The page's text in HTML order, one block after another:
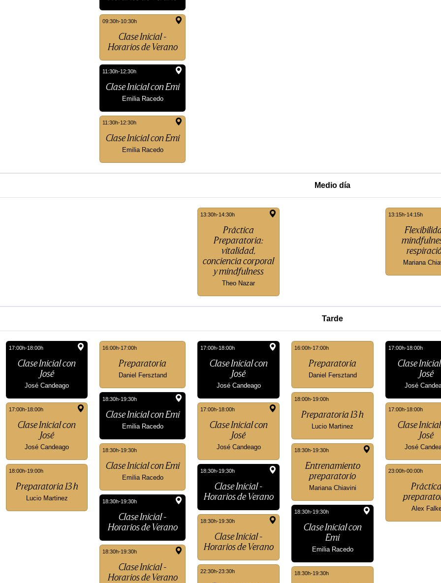
09:30h-10:30h
Clase Inicial -
Horarios de Verano
11:30h-12:30h
Clase Inicial con Emi
Emilia Racedo
11:30h-12:30h
Clase Inicial con Emi
Emilia Racedo
Medio día
13:30h-14:30h
Práctica
Preparatoria:
vitalidad,
conciencia corporal
y mindfulness
Theo Nazar
13:15h-14:15h
Mariana
Tarde
17:00h-18:00h
Clase Inicial con
José
José Candeago
17:00h-18:00h
Clase Inicial con
José
José Candeago
18:00h-19:00h
Preparatoria 13 h
Lucio Martinez
16:00h-17:00h
Preparatoria
Daniel Fersztand
18:30h-19:30h
Clase Inicial con Emi
Emilia Racedo
18:30h-19:30h
Clase Inicial con Emi
Emilia Racedo
18:30h-19:30h
Clase Inicial -
Horarios de Verano
18:30h-19:30h
Clase Inicial -
Horarios de Verano
17:00h-18:00h
Clase Inicial con
José
José Candeago
17:00h-18:00h
Clase Inicial con
José
José Candeago
18:30h-19:30h
Clase Inicial -
Horarios de Verano
18:30h-19:30h
Clase Inicial -
Horarios de Verano
22:30h-23:30h
16:00h-17:00h
Preparatoria
Daniel Fersztand
18:00h-19:00h
Preparatoria 13 h
Lucio Martinez
18:30h-19:30h
Entrenamiento
preparatorio
Mariana Chiavini
18:30h-19:30h
Clase Inicial con
Emi
Emilia Racedo
18:30h-19:30h
17:00h-18:00h
Clase
José
José
17:00h-18:00h
Clase
José
José
23:00h-00:00h
Alex